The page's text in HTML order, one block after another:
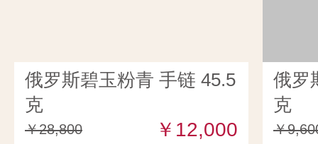
俄罗斯碧玉粉青 手链 45.5
克
￥28,800 ￥12,000
俄罗
克
￥